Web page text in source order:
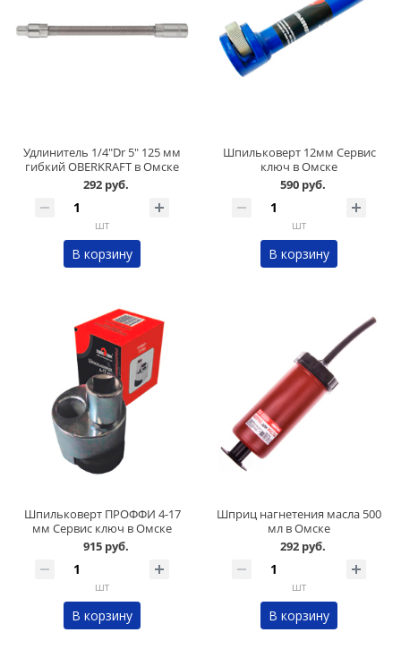
Удлинитель 1/4"Dr 5" 125 мм
гибкий OBERKRAFT в Омске
292 руб.
шт
В корзину
Шпильковерт 12мм Сервис
ключ в Омске
590 руб.
шт
В корзину
Шпильковерт ПРОФФИ 4-17
мм Сервис ключ в Омске
915 руб.
шт
В корзину
Шприц нагнетения масла 500
мл в Омске
292 руб.
шт
В корзину